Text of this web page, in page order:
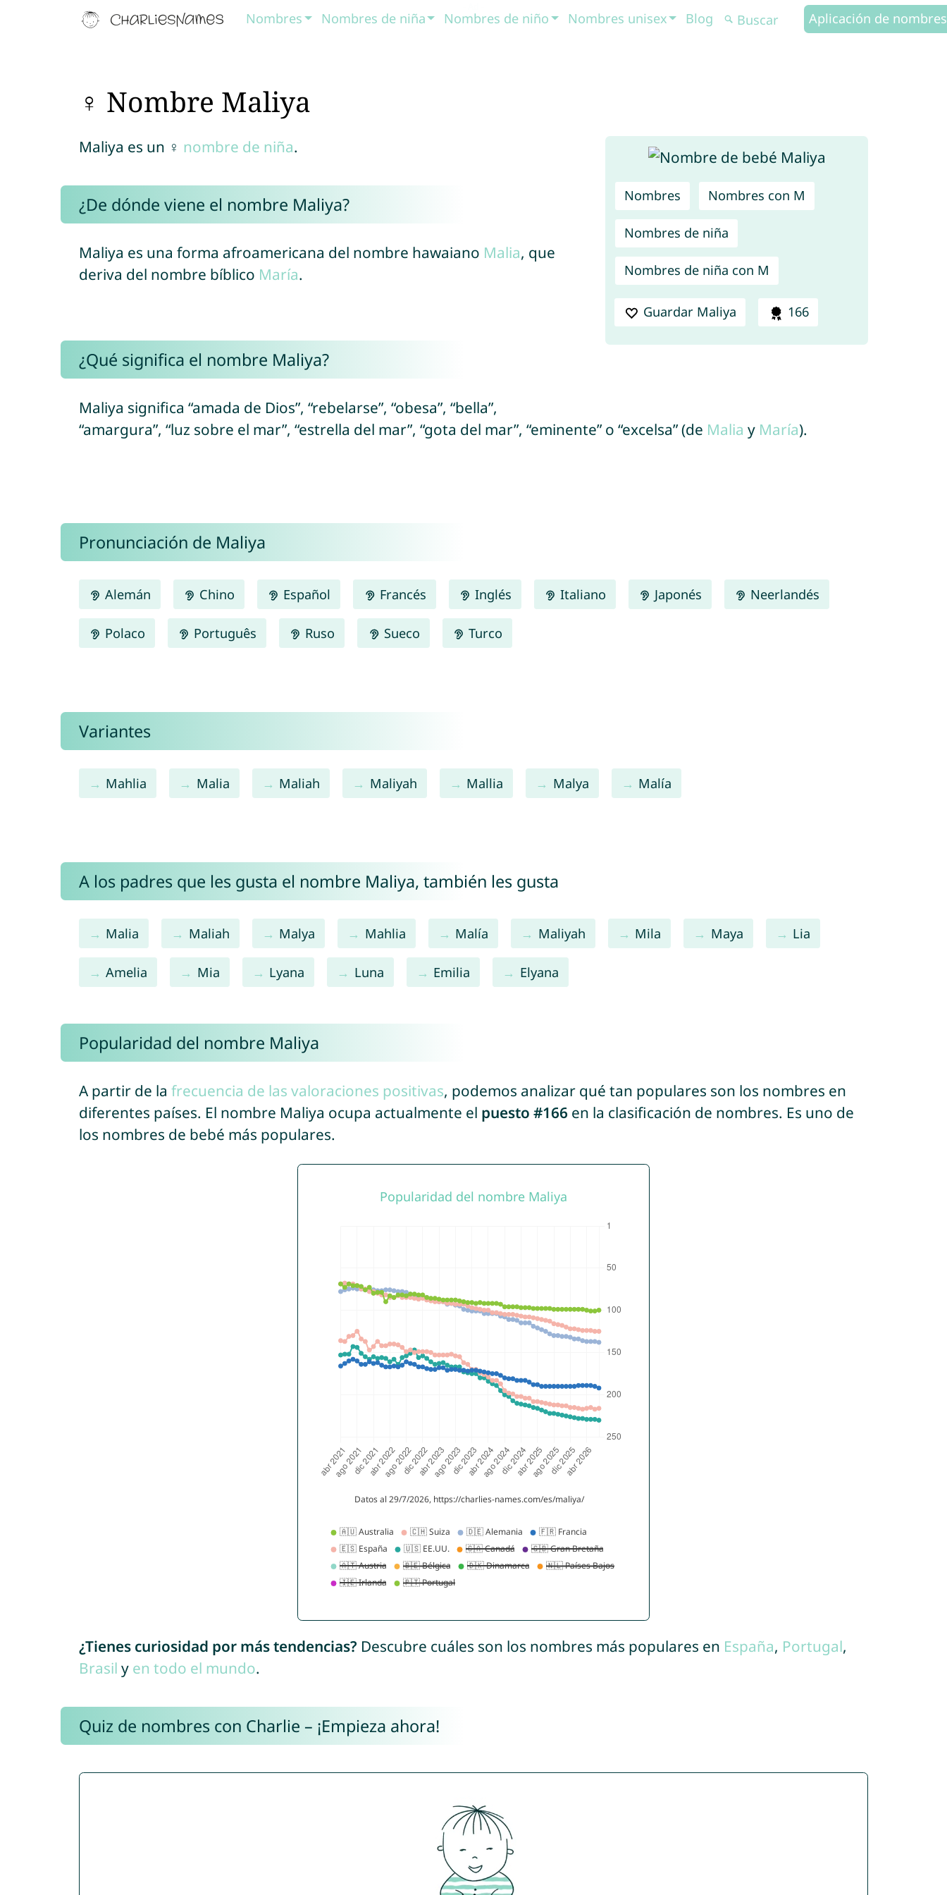
Nombres Nombres de niña Nombres de niño Nombres unisex Blog Aplicación de nombres
♀ Nombre Maliya
Nombres Nombres con M
Nombres de niña
Nombres de niña con M
Guardar Maliya 166
Maliya es un ♀ nombre de niña.
¿De dónde viene el nombre Maliya?
Maliya es una forma afroamericana del nombre hawaiano Malia, que
deriva del nombre bíblico María.
¿Qué significa el nombre Maliya?
Maliya significa “amada de Dios”, “rebelarse”, “obesa”, “bella”,
“amargura”, “luz sobre el mar”, “estrella del mar”, “gota del mar”, “eminente” o “excelsa” (de Malia y María).
Pronunciación de Maliya
Alemán Chino Español Francés Inglés Italiano Japonés Neerlandés
Polaco Português Ruso Sueco Turco
Variantes
Mahlia Malia Maliah Maliyah Mallia Malya Malía
A los padres que les gusta el nombre Maliya, también les gusta
Malia Maliah Malya Mahlia Malía Maliyah Mila Maya Lia
Amelia Mia Lyana Luna Emilia Elyana
Popularidad del nombre Maliya
A partir de la frecuencia de las valoraciones positivas, podemos analizar qué tan populares son los nombres en
diferentes países. El nombre Maliya ocupa actualmente el puesto #166 en la clasificación de nombres. Es uno de
los nombres de bebé más populares.
¿Tienes curiosidad por más tendencias? Descubre cuáles son los nombres más populares en España, Portugal,
Brasil y en todo el mundo.
Quiz de nombres con Charlie – ¡Empieza ahora!